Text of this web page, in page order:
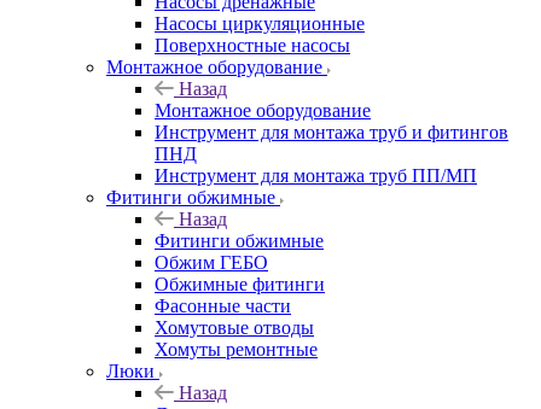
Насосы циркуляционные
Поверхностные насосы
Монтажное оборудование
Назад
Монтажное оборудование
Инструмент для монтажа труб и фитингов
ПНД
Инструмент для монтажа труб ПП/МП
Фитинги обжимные
Назад
Фитинги обжимные
Обжим ГЕБО
Обжимные фитинги
Фасонные части
Хомутовые отводы
Хомуты ремонтные
Люки
Назад